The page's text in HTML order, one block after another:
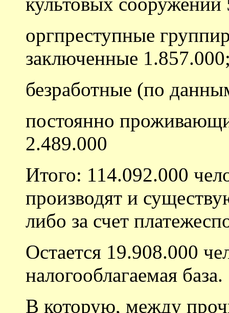
оргпреступные
заключенные
безработные (по
постоянно
2.489.000
Итого: 114.092.000
производят и
либо за счет
Остается 19.908.000
налогооблагаемая база.
В которую, между